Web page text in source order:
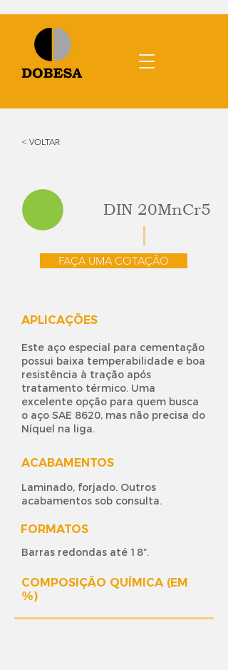
< VOLTAR
DIN 20MnCr5
FAÇA UMA COTAÇÃO
APLICAÇÕES
Este aço especial para cementação
possui baixa temperabilidade e boa
resistência à tração após
tratamento térmico. Uma
excelente opção para quem busca
o aço SAE 8620, mas não precisa do
Níquel na liga.
ACABAMENTOS
Laminado, forjado. Outros
acabamentos sob consulta.
FORMATOS
Barras redondas até 18”.
COMPOSIÇÃO QUÍMICA (EM
%)